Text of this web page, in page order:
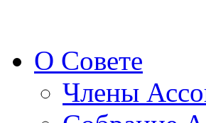
О Совете
Члены